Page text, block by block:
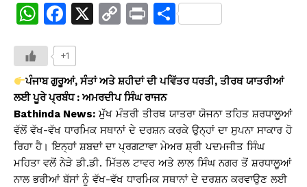
W
at
s
A
p
p
F
c
e
b
o
o
k
X
C
y
Li
n
k
Pr S
e
+1
ਪੰਜਾਬ ਗੁਰੂਆਂ, ਸੰਤਾਂ ਅਤੇ ਸ਼ਹੀਦਾਂ ਦੀ ਪਵਿੱਤਰ ਧਰਤੀ, ਤੀਰਥ ਯਾਤਰੀਆਂ
ਲਈ ਪੂਰੇ ਪ੍ਰਬੰਧ : ਅਮਰਦੀਪ ਸਿੰਘ ਰਾਜਨ
Bathinda News: ਮੁੱਖ ਮੰਤਰੀ ਤੀਰਥ ਯਾਤਰਾ ਯੋਜਨਾ ਤਹਿਤ ਸ਼ਰਧਾਲੂਆਂ
ਵੱਲੋਂ ਵੱਖ-ਵੱਖ ਧਾਰਮਿਕ ਸਥਾਨਾਂ ਦੇ ਦਰਸ਼ਨ ਕਰਕੇ ਉਨ੍ਹਾਂ ਦਾ ਸੁਪਨਾ ਸਾਕਾਰ ਹੋ
ਰਿਹਾ ਹੈ। ਇਨ੍ਹਾਂ ਸ਼ਬਦਾਂ ਦਾ ਪ੍ਰਗਟਾਵਾ ਮੇਅਰ ਸ਼੍ਰੀ ਪਦਮਜੀਤ ਸਿੰਘ
ਮਹਿਤਾ ਵਲੋਂ ਨੇੜੇ ਡੀ.ਡੀ. ਮਿੱਤਲ ਟਾਵਰ ਅਤੇ ਲਾਲ ਸਿੰਘ ਨਗਰ ਤੋਂ ਸ਼ਰਧਾਲੂਆਂ
ਨਾਲ ਭਰੀਆਂ ਬੱਸਾਂ ਨੂੰ ਵੱਖ-ਵੱਖ ਧਾਰਮਿਕ ਸਥਾਨਾਂ ਦੇ ਦਰਸ਼ਨ ਕਰਵਾਉਣ ਲਈ